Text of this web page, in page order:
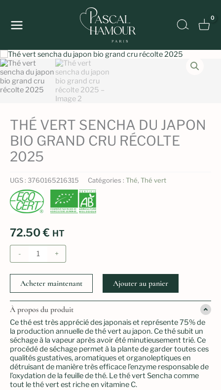
contenu
THÉ VERT SENCHA DU JAPON
BIO GRAND CRU RÉCOLTE
2025
UGS : 3760165216315 Catégories : Thé, Thé vert
72.50€ HT
-
quantité
vert
sencha
du
japon
bio
grand
cru
récolte
2025
+
Acheter maintenant Ajouter au panier
À propos du produit
Ce thé est très apprécié des japonais et représente 75% de
la production annuelle de thé vert au japon. Ce thé subit un
séchage à la vapeur après avoir été minutieusement trié. Ce
procédé de séchage permet à la plante de garder toutes ces
qualités gustatives, aromatiques et organoleptiques en
détruisant de manière très efficace l’enzyme responsable de
l’oxydation de la feuille de thé. Le thé vert Sencha comme
tout le thé vert est riche en vitamine C.